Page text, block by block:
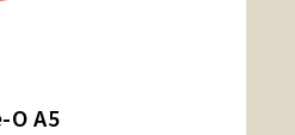
O A5